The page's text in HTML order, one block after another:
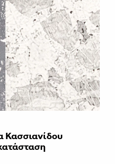
Κασσιανίδου